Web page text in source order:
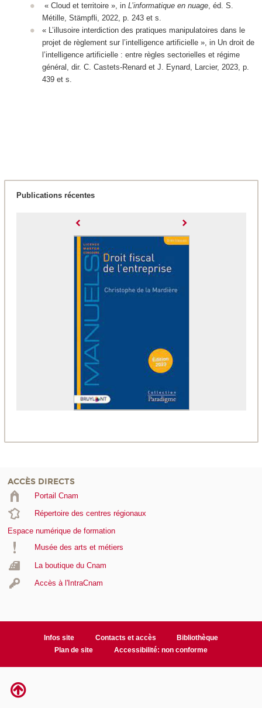
« Cloud et territoire », in L’informatique en nuage, éd. S.
Métille, Stämpfli, 2022, p. 243 et s.
« L’illusoire interdiction des pratiques manipulatoires dans le
projet de règlement sur l’intelligence artificielle », in Un droit de
l’intelligence artificielle : entre règles sectorielles et régime
général
, dir. C. Castets-Renard et J. Eynard, Larcier, 2023, p.
439 et s.
Publications récentes
ACCÈS DIRECTS
Portail Cnam
Répertoire des centres régionaux
Espace numérique de formation
Musée des arts et métiers
La boutique du Cnam
Accès à l'IntraCnam
Infos site Contacts et accès
Bibliothèque
Plan de site
Accessibilité: non conforme